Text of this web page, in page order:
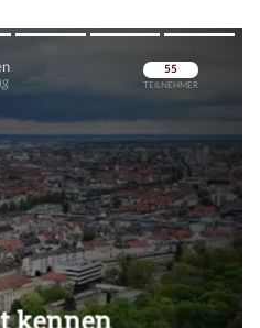
Überspringen